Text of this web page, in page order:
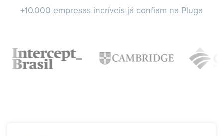
+10.000 empresas incríveis já confiam na Pluga